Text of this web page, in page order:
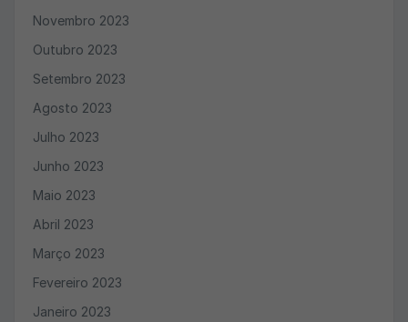
Novembro 2023
Outubro 2023
Setembro 2023
Agosto 2023
Julho 2023
Junho 2023
Maio 2023
Abril 2023
Março 2023
Fevereiro 2023
Janeiro 2023